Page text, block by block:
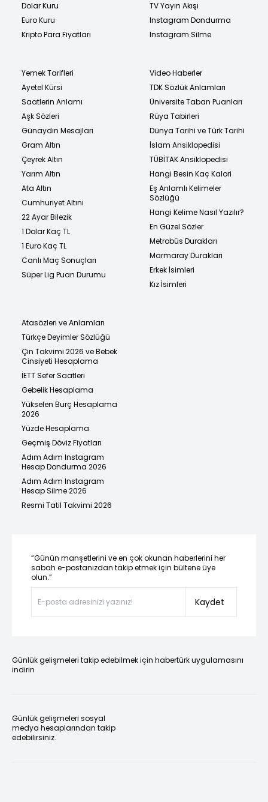
Dolar Kuru
Euro Kuru
Kripto Para Fiyatları
TV Yayın Akışı
Instagram Dondurma
Instagram Silme
Yemek Tarifleri
Ayetel Kürsi
Saatlerin Anlamı
Aşk Sözleri
Günaydın Mesajları
Gram Altın
Çeyrek Altın
Yarım Altın
Ata Altın
Cumhuriyet Altını
22 Ayar Bilezik
1 Dolar Kaç TL
1 Euro Kaç TL
Canlı Maç Sonuçları
Süper Lig Puan Durumu
Video Haberler
TDK Sözlük Anlamları
Üniversite Taban Puanları
Rüya Tabirleri
Dünya Tarihi ve Türk Tarihi
İslam Ansiklopedisi
TÜBİTAK Ansiklopedisi
Hangi Besin Kaç Kalori
Eş Anlamlı Kelimeler
Sözlüğü
Hangi Kelime Nasıl Yazılır?
En Güzel Sözler
Metrobüs Durakları
Marmaray Durakları
Erkek İsimleri
Kız İsimleri
Atasözleri ve Anlamları
Türkçe Deyimler Sözlüğü
Çin Takvimi 2026 ve Bebek
Cinsiyeti Hesaplama
İETT Sefer Saatleri
Gebelik Hesaplama
Yükselen Burç Hesaplama
2026
Yüzde Hesaplama
Geçmiş Döviz Fiyatları
Adım Adım Instagram
Hesap Dondurma 2026
Adım Adım Instagram
Hesap Silme 2026
Resmi Tatil Takvimi 2026
“Günün manşetlerini ve en çok okunan haberlerini her
sabah e-postanızdan takip etmek için bültene üye
olun.”
Kaydet
Günlük gelişmeleri takip edebilmek için habertürk uygulamasını
indirin
Günlük gelişmeleri sosyal
medya hesaplarından takip
edebilirsiniz.